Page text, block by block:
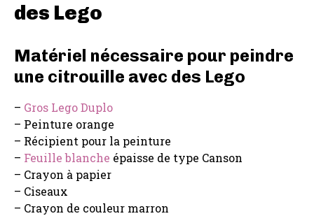
des Lego
Matériel nécessaire pour peindre
une citrouille avec des Lego
– Gros Lego Duplo
– Peinture orange
– Récipient pour la peinture
– Feuille blanche épaisse de type Canson
– Crayon à papier
– Ciseaux
– Crayon de couleur marron